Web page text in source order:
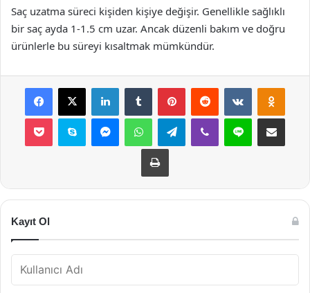
Saç uzatma süreci kişiden kişiye değişir. Genellikle sağlıklı
bir saç ayda 1-1.5 cm uzar. Ancak düzenli bakım ve doğru
ürünlerle bu süreyi kısaltmak mümkündür.
Facebook
X LinkedInTumblr PinterestReddit VKontakte
Pocket Skype MessengerWhatsAppTelegramViber Line E-Posta ile
Yazdır
Kayıt Ol